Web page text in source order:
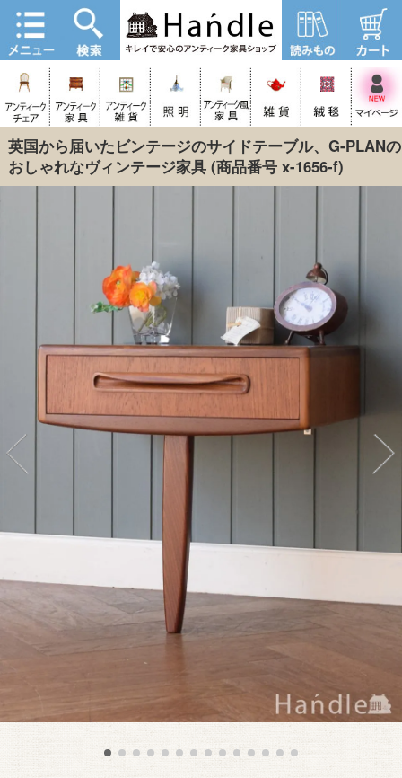
英国から届いたビンテージのサイドテーブル、G-PLANの
おしゃれなヴィンテージ家具(商品番号 x-1656-f)